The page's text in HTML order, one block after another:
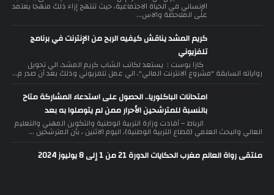
الإنساني في الحياة الاجتماعية، حيث تنتهج إزاء ذلك منهجا يعتمد
على الملاحظة والاس...
كريم المشد يناقش كيفيه الربح من الإنترنت في برنامج
تلفزيوني
كازا بوست : يستعد لكاتب الشاب كريم المشد، الي تحويل
رواياته السابقة "مشروع الانترنت المالي"، الي عمل تلفزيوني وذلك بعد أن صدر م...
امتحانات الباكلوريا.. الحصول على استدعاء المشاركة متاح
بالنسبة للمترشحين الأحرار ممن لم يتوصلوا به بعد
الرباط – أفادت وزارة التربية الوطنية والتكوين المهني والتعليم
العالي والبحث العلمي (قطاع التربية الوطنية)، اليوم الاثنين ، بأن المترشحين ...
ملتقى رواة العالم مغرب الحكايات الدورة 21 من 1 إلى 8 يوليوز 2024